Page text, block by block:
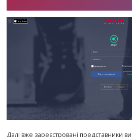
Далі вже зареєстровані представники